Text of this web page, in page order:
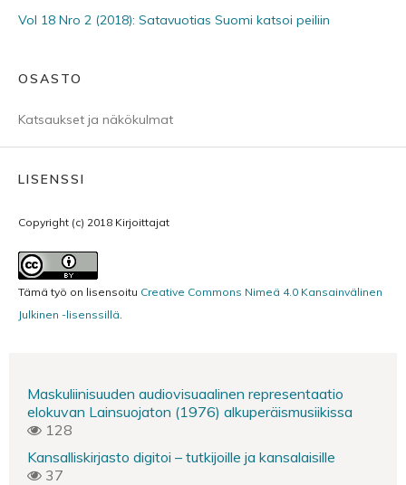
Vol 18 Nro 2 (2018): Satavuotias Suomi katsoi peiliin
OSASTO
Katsaukset ja näkökulmat
LISENSSI
Copyright (c) 2018 Kirjoittajat
Tämä työ on lisensoitu Creative Commons Nimeä 4.0 Kansainvälinen
Julkinen -lisenssillä.
Maskuliinisuuden audiovisuaalinen representaatio
elokuvan Lainsuojaton (1976) alkuperäismusiikissa
128
Kansalliskirjasto digitoi – tutkijoille ja kansalaisille
37